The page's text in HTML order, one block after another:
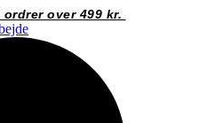
over 499 kr.